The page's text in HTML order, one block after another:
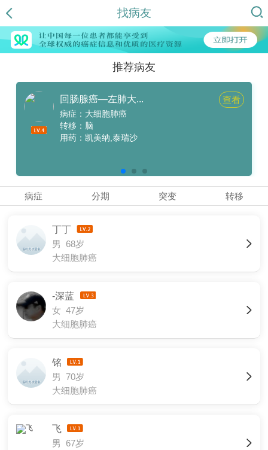
找病友
推荐病友
回肠腺癌—左肺大... 查看
病症：大细胞肺癌
转移：脑
用药：凯美纳,泰瑞沙
病症 分期 突变 转移
丁丁
男 68岁
大细胞肺癌
-深蓝
女 47岁
大细胞肺癌
铭
男 70岁
大细胞肺癌
飞
男 67岁